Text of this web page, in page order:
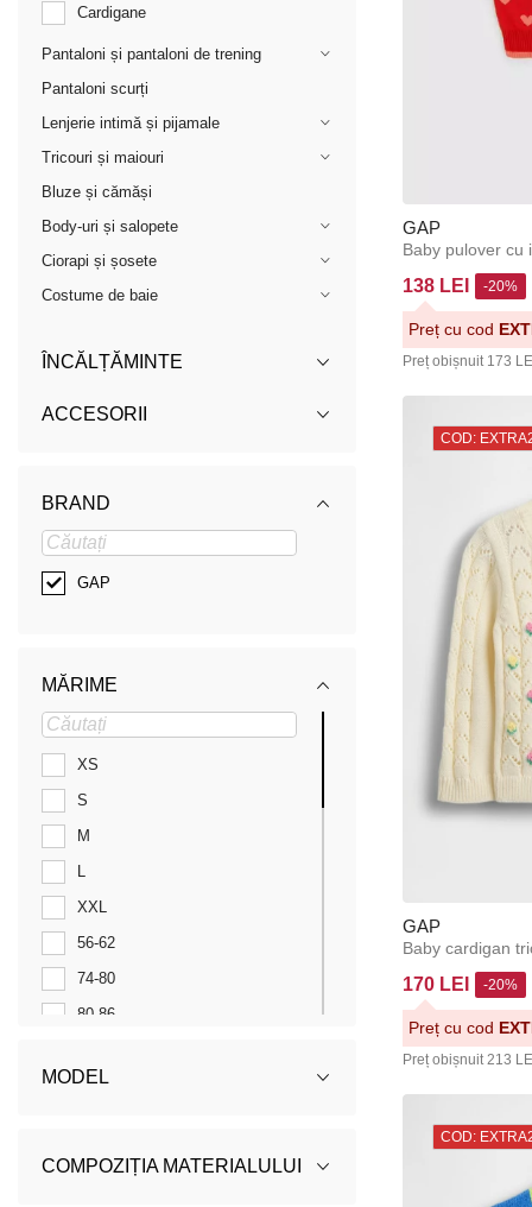
GAP
Baby pulover cu
138 LEI
Preț obișnuit 173 LEI
-20%
Preț cu cod
COD:
GAP
Baby cardigan
170 LEI
Preț obișnuit 213 LEI
-20%
Preț cu cod
COD:
Cardigane
Pantaloni și pantaloni de trening
Pantaloni scurți
Lenjerie intimă și pijamale
Tricouri și maiouri
Bluze și cămăși
Body-uri și salopete
Ciorapi și șosete
Costume de baie
ÎNCĂLȚĂMINTE
ACCESORII
BRAND
GAP
MĂRIME
XS
S
M
L
XXL
56-62
74-80
80-86
98
104/110
MODEL
COMPOZIȚIA MATERIALULUI